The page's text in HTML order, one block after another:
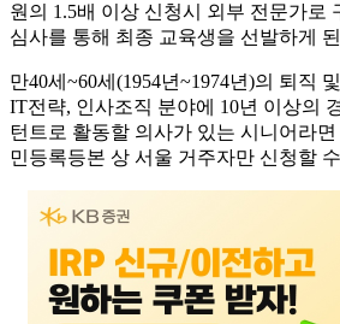
원의 1.5배 이상 신청시 외부 전문가로
심사를 통해 최종 교육생을 선발하게
만40세~60세(1954년~1974년)의 퇴직
IT전략, 인사조직 분야에 10년 이상의
턴트로 활동할 의사가 있는 시니어라
민등록등본 상 서울 거주자만 신청할